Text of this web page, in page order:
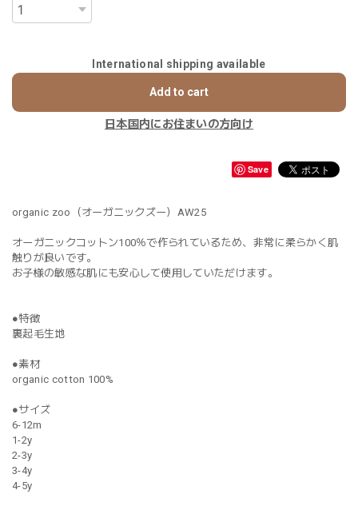
International shipping available
Add to cart
日本国内にお住まいの方向け
Save
organic zoo（オーガニックズー）AW25
オーガニックコットン100％で作られているため、非常に柔らかく肌
触りが良いです。
お子様の敏感な肌にも安心して使用していただけます。
●特徴
裏起毛生地
●素材
organic cotton 100%
●サイズ
6-12m
1-2y
2-3y
3-4y
4-5y